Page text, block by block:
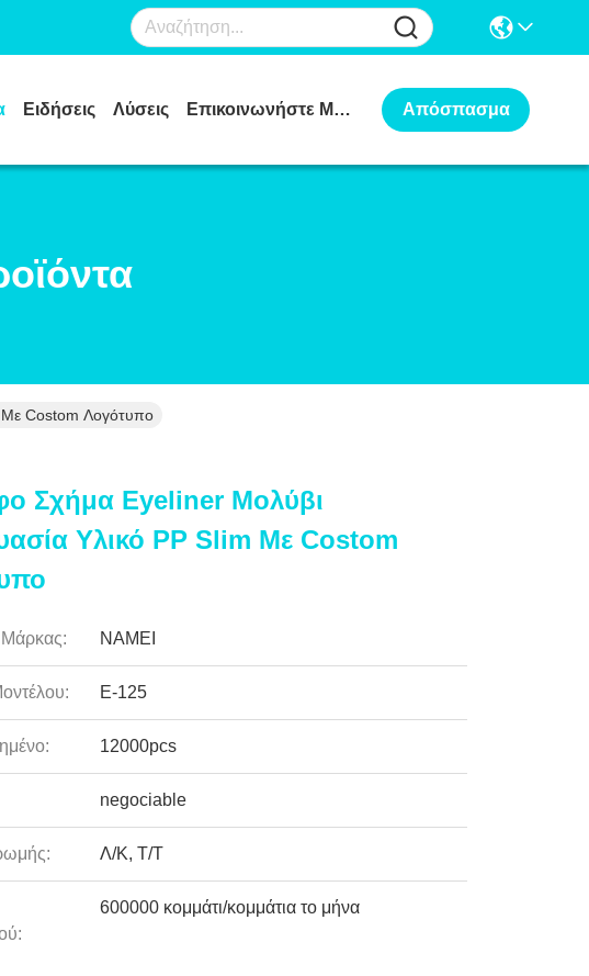
Ειδήσεις Λύσεις Επικοινωνήστε Μαζί Μας Απόσπασμα
Costom Λογότυπο
Σχήμα Eyeliner Μολύβι
Υλικό PP Slim Με Costom
NAMEI
Ε-125
12000pcs
negociable
Λ/Κ, Τ/Τ
600000 κομμάτι/κομμάτια το μήνα